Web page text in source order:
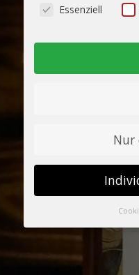
Essenziell
Nur
Wenn Sie unter 16
geben möchten,